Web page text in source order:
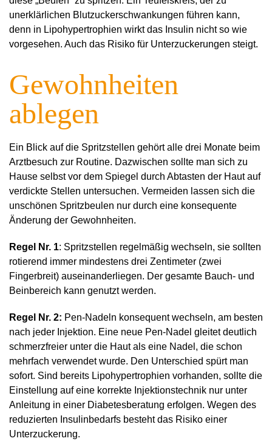
unerklärlichen Blutzuckerschwankungen führen kann,
denn in Lipohypertrophien wirkt das Insulin nicht so wie
vorgesehen. Auch das Risiko für Unterzuckerungen steigt.
Gewohnheiten
ablegen
Ein Blick auf die Spritzstellen gehört alle drei Monate beim
Arztbesuch zur Routine. Dazwischen sollte man sich zu
Hause selbst vor dem Spiegel durch Abtasten der Haut auf
verdickte Stellen untersuchen. Vermeiden lassen sich die
unschönen Spritzbeulen nur durch eine konsequente
Änderung der Gewohnheiten.
Regel Nr. 1: Spritzstellen regelmäßig wechseln, sie sollten
rotierend immer mindestens drei Zentimeter (zwei
Fingerbreit) auseinanderliegen. Der gesamte Bauch- und
Beinbereich kann genutzt werden.
Regel Nr. 2: Pen-Nadeln konsequent wechseln, am besten
nach jeder Injektion. Eine neue Pen-Nadel gleitet deutlich
schmerzfreier unter die Haut als eine Nadel, die schon
mehrfach verwendet wurde. Den Unterschied spürt man
sofort. Sind bereits Lipohypertrophien vorhanden, sollte die
Einstellung auf eine korrekte Injektionstechnik nur unter
Anleitung in einer Diabetesberatung erfolgen. Wegen des
reduzierten Insulinbedarfs besteht das Risiko einer
Unterzuckerung.